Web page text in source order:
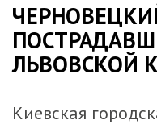
ЛЬВОВСКОЙ
Киевская